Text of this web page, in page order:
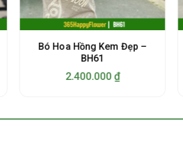
Bó Hoa Hồng Kem Đẹp –
BH61
2.400.000 ₫